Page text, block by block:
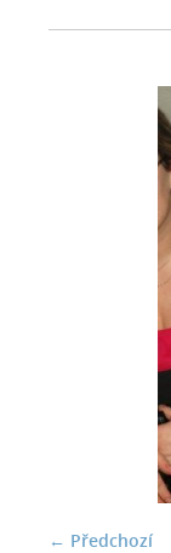
← Předchozí